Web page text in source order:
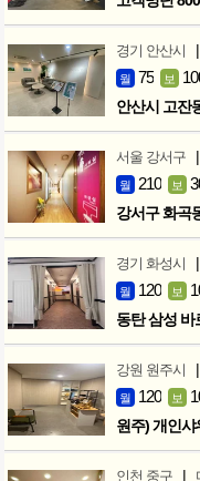
경기 안산시 |
월 75 보
안산시 고잔
서울 강서구 |
월 210 보
강서구 화곡
경기 화성시 |
월 120 보
동탄 삼성
강원 원주시 |
월 120 보
원주) 개인
인천 중구 |